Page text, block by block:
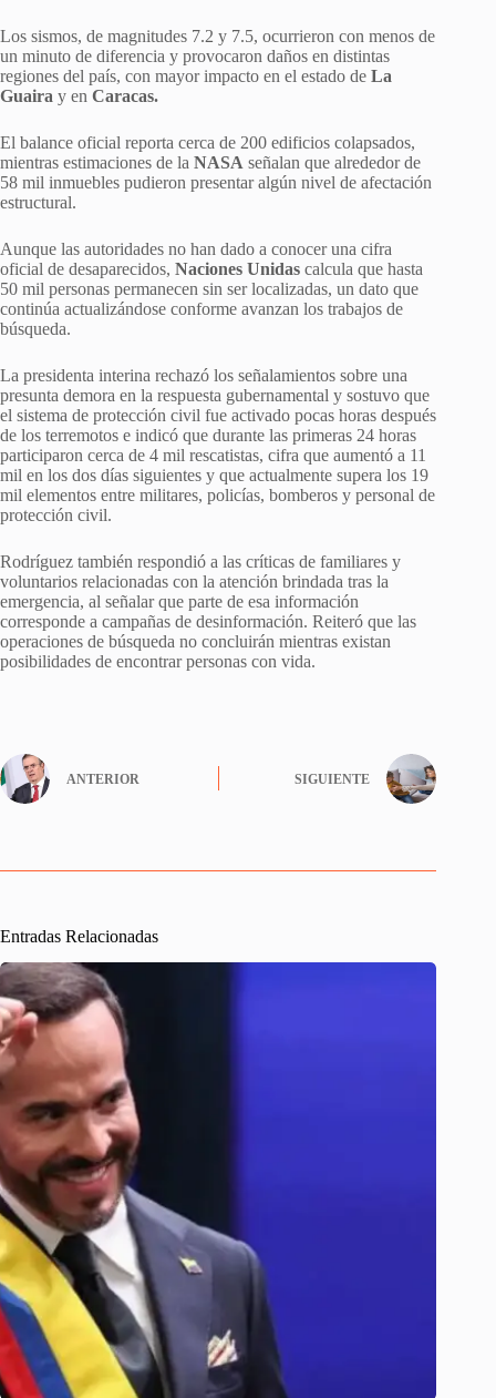
Los sismos, de magnitudes 7.2 y 7.5, ocurrieron con menos de
un minuto de diferencia y provocaron daños en distintas
regiones del país, con mayor impacto en el estado de La
Guaira y en Caracas.
El balance oficial reporta cerca de 200 edificios colapsados,
mientras estimaciones de la NASA señalan que alrededor de
58 mil inmuebles pudieron presentar algún nivel de afectación
estructural.
Aunque las autoridades no han dado a conocer una cifra
oficial de desaparecidos, Naciones Unidas calcula que hasta
50 mil personas permanecen sin ser localizadas, un dato que
continúa actualizándose conforme avanzan los trabajos de
búsqueda.
La presidenta interina rechazó los señalamientos sobre una
presunta demora en la respuesta gubernamental y sostuvo que
el sistema de protección civil fue activado pocas horas después
de los terremotos e indicó que durante las primeras 24 horas
participaron cerca de 4 mil rescatistas, cifra que aumentó a 11
mil en los dos días siguientes y que actualmente supera los 19
mil elementos entre militares, policías, bomberos y personal de
protección civil.
Rodríguez también respondió a las críticas de familiares y
voluntarios relacionadas con la atención brindada tras la
emergencia, al señalar que parte de esa información
corresponde a campañas de desinformación. Reiteró que las
operaciones de búsqueda no concluirán mientras existan
posibilidades de encontrar personas con vida.
ANTERIOR SIGUIENTE
Entradas Relacionadas